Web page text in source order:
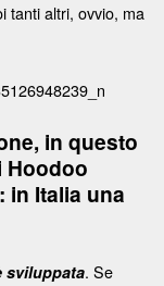
tanti altri, ovvio, ma
in questo
Hoodoo
in Italia una
sviluppata. Se